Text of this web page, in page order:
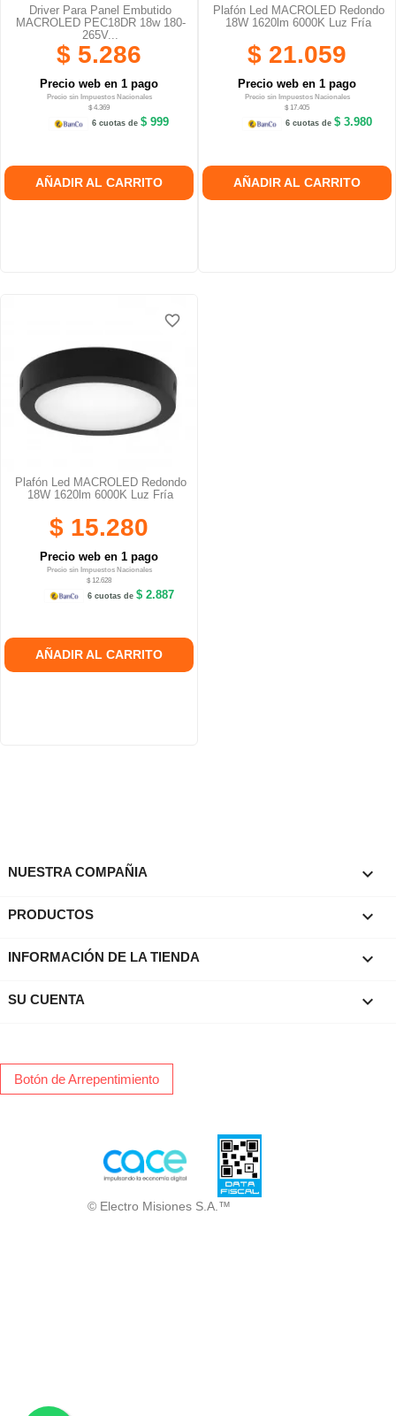
Driver Para Panel Embutido
MACROLED PEC18DR 18w 180-
265V...
$ 5.286
Precio web en 1 pago
Precio sin Impuestos Nacionales
$ 4.369
6 cuotas de$ 999
AÑADIR AL CARRITO
Plafón Led MACROLED Redondo
18W 1620lm 6000K Luz Fría
$ 21.059
Precio web en 1 pago
Precio sin Impuestos Nacionales
$ 17.405
6 cuotas de $ 3.980
AÑADIR AL CARRITO
Plafón Led MACROLED Redondo
18W 1620lm 6000K Luz Fría
$ 15.280
Precio web en 1 pago
Precio sin Impuestos Nacionales
$ 12.628
6 cuotas de $ 2.887
AÑADIR AL CARRITO
favorite_border
NUESTRA COMPAÑIA 
PRODUCTOS 
INFORMACIÓN DE LA TIENDA keyboard_arrow_down
SU CUENTA 
Botón de Arrepentimiento
© Electro Misiones S.A.™